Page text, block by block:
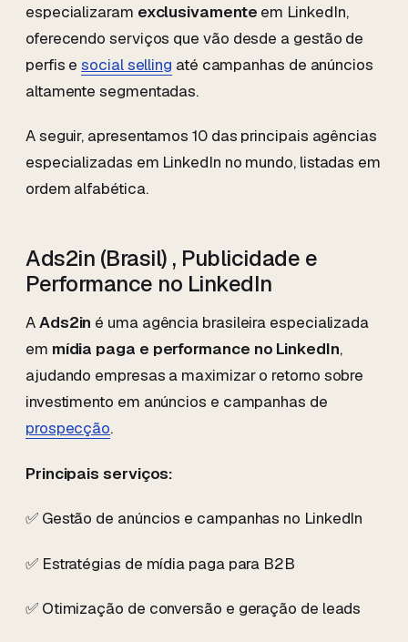
especializaram exclusivamente em LinkedIn,
oferecendo serviços que vão desde a gestão de
perfis esocial selling até campanhas de anúncios
altamente segmentadas.
A seguir, apresentamos 10 das principais agências
especializadas em LinkedIn no mundo, listadas em
ordem alfabética.
Ads2in (Brasil) , Publicidade e
Performance no LinkedIn
AAds2in é uma agência brasileira especializada
em mídia paga e performance no LinkedIn,
ajudando empresas a maximizar o retorno sobre
investimento em anúncios e campanhas de
prospecção.
Principais serviços:
✅ Gestão de anúncios e campanhas no LinkedIn
✅ Estratégias de mídia paga para B2B
✅ Otimização de conversão e geração de leads